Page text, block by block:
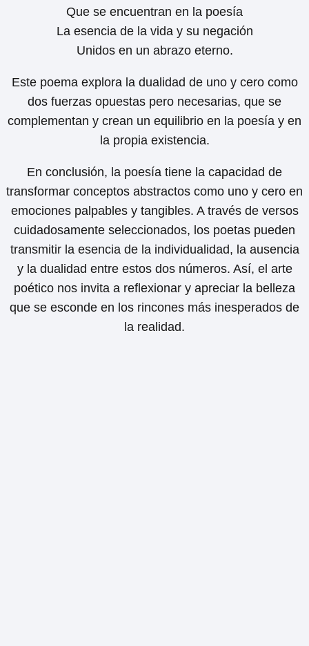
Que se encuentran en la poesía
La esencia de la vida y su negación
Unidos en un abrazo eterno.
Este poema explora la dualidad de uno y cero como
dos fuerzas opuestas pero necesarias, que se
complementan y crean un equilibrio en la poesía y en
la propia existencia.
En conclusión, la poesía tiene la capacidad de
transformar conceptos abstractos como uno y cero en
emociones palpables y tangibles. A través de versos
cuidadosamente seleccionados, los poetas pueden
transmitir la esencia de la individualidad, la ausencia
y la dualidad entre estos dos números. Así, el arte
poético nos invita a reflexionar y apreciar la belleza
que se esconde en los rincones más inesperados de
la realidad.